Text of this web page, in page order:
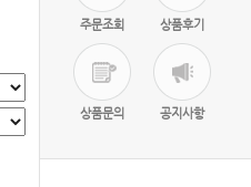
선택완료
주문조회 상품후기
상품문의 공지사항